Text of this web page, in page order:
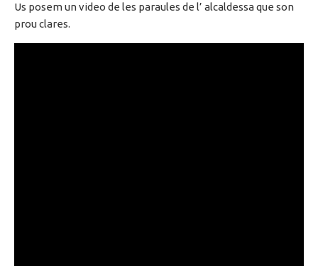
Us posem un video de les paraules de l’ alcaldessa que son
prou clares.